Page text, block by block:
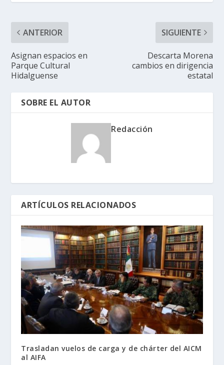
ANTERIOR
Asignan espacios en
Parque Cultural
Hidalguense
SIGUIENTE
Descarta Morena
cambios en dirigencia
estatal
SOBRE EL AUTOR
Redacción
ARTÍCULOS RELACIONADOS
Trasladan vuelos de carga y de chárter del AICM
al AIFA